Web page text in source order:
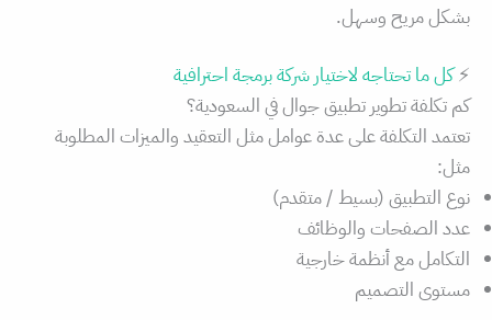
بشكل مريح وسهل.
⚡كل ما تحتاجه لاختيار شركة برمجة احترافية
كم تكلفة تطوير تطبيق جوال في السعودية؟
تعتمد التكلفة على عدة عوامل مثل التعقيد والميزات المطلوبة
مثل:
نوع التطبيق (بسيط / متقدم)
عدد الصفحات والوظائف
التكامل مع أنظمة خارجية
مستوى التصميم